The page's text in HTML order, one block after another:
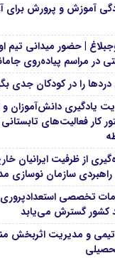
آموزش و پرورش برای
| حضور میدانی تیم
در مراسم پیاده‌روی
درد‌ها را در کودکان جدی
یادگیری دانش‌آموزان و
کار فعالیت‌های
از ظرفیت ایرانیان
راهبردی سازمان نوسازی
تخصصی
کشور گسترش می‌یابد
تیمی و مدیریت اثربخش